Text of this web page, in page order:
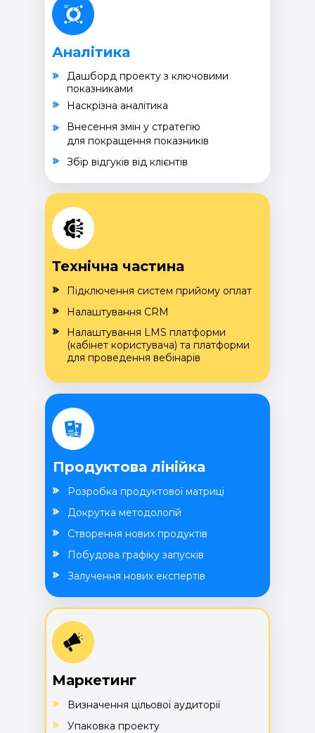
Аналітика
Дашборд проекту з ключовими
показниками
Внесення змін у стратегію
для покращення показників
Збір відгуків від клієнтів
Наскрізна аналітика
Технічна частина
Підключення систем прийому оплат
Налаштування LMS платформи
(кабінет користувача) та платформи
для проведення вебінарів
Налаштування CRM
Продуктова лінійка
Розробка продуктової матриці
Створення нових продуктів
Докрутка методологій
Побудова графіку запусків
Залучення нових експертів
Маркетинг
Визначення цільової аудиторії
Упаковка проекту